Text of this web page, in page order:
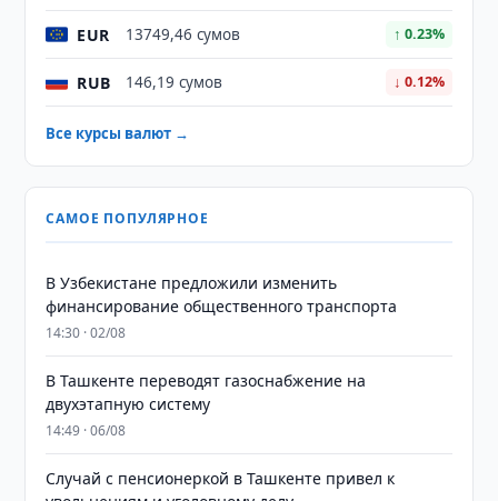
EUR 13749,46 сумов ↑ 0.23%
RUB 146,19 сумов ↓ 0.12%
Все курсы валют →
САМОЕ ПОПУЛЯРНОЕ
В Узбекистане предложили изменить
финансирование общественного транспорта
14:30 · 02/08
В Ташкенте переводят газоснабжение на
двухэтапную систему
14:49 · 06/08
Случай с пенсионеркой в Ташкенте привел к